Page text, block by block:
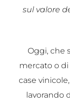
sul valore
Oggi, che
mercato o
case
lavorando